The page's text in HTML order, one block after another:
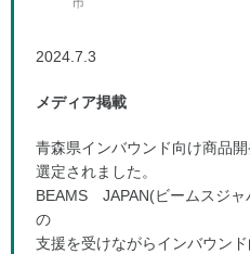
2024.7.3
メディア掲載
青森県インバウンド向け商品
選定されました。
BEAMS JAPAN(ビームスジャ
の
支援を受けながらインバウン